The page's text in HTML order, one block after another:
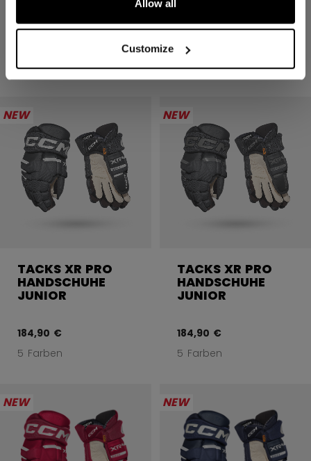
Allow all
Customize
4 Farben
234,90 €
4 Farben
NEW
TACKS XR PRO
HANDSCHUHE
JUNIOR
184,90 €
5 Farben
NEW
TACKS XR PRO
HANDSCHUHE
JUNIOR
184,90 €
5 Farben
NEW NEW